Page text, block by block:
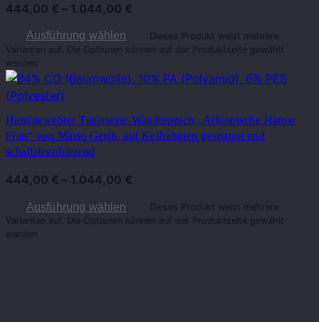
444,00 € – 1.044,00 €
Ausführung wählen
Dieses Produkt weist mehrere
Varianten auf. Die Optionen können auf der Produktseite gewählt
werden
Handgewebter Tapisserie-Wandteppich „Äthiopische Hamar
Frau“ von Mario Gerth, auf Keilrahmen gespannt und
schallabsorbierend
444,00 € – 1.044,00 €
Ausführung wählen
Dieses Produkt weist mehrere
Varianten auf. Die Optionen können auf der Produktseite gewählt
werden